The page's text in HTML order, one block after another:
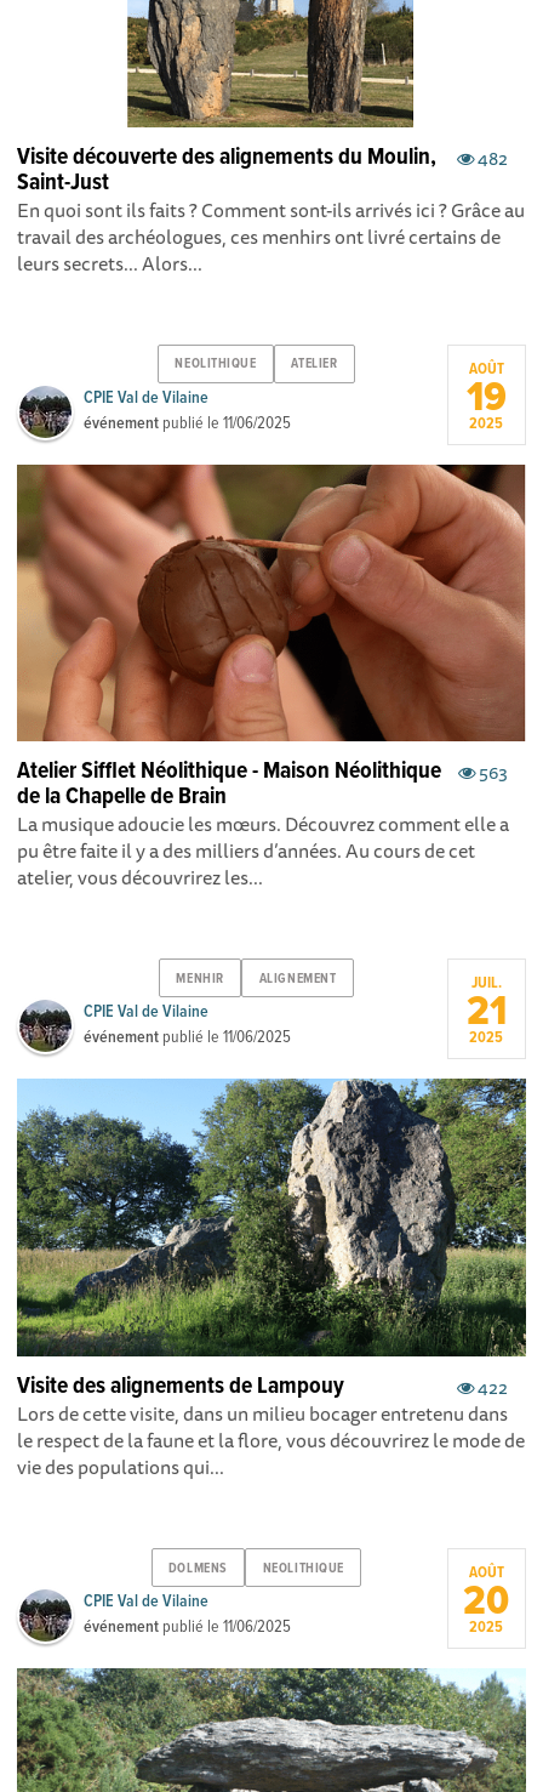
482
Visite découverte des alignements du Moulin,
Saint-Just
En quoi sont ils faits ? Comment sont-ils arrivés ici ? Grâce au
travail des archéologues, ces menhirs ont livré certains de
leurs secrets... Alors...
NEOLITHIQUE ATELIER
CPIE Val de Vilaine
événement publié le11/06/2025
AOÛT
19
2025
563
Atelier Sifflet Néolithique - Maison Néolithique
de la Chapelle de Brain
La musique adoucie les mœurs. Découvrez comment elle a
pu être faite il y a des milliers d’années. Au cours de cet
atelier, vous découvrirez les...
MENHIR ALIGNEMENT
CPIE Val de Vilaine
événement publié le11/06/2025
JUIL.
21
2025
422
Visite des alignements de Lampouy
Lors de cette visite, dans un milieu bocager entretenu dans
le respect de la faune et la flore, vous découvrirez le mode de
vie des populations qui...
DOLMENS NEOLITHIQUE
CPIE Val de Vilaine
événement publié le11/06/2025
AOÛT
20
2025